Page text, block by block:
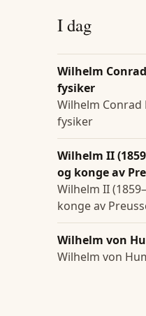
I dag
Wilhelm
fysiker
Wilhelm Conrad
fysiker
Wilhelm II
og konge av
Wilhelm II
konge av
Wilhelm von
Wilhelm von